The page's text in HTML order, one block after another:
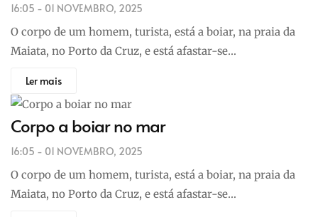
16:05 - 01 NOVEMBRO, 2025
O corpo de um homem, turista, está a boiar, na praia da
Maiata, no Porto da Cruz, e está afastar-se…
Ler mais
Corpo a boiar no mar
16:05 - 01 NOVEMBRO, 2025
O corpo de um homem, turista, está a boiar, na praia da
Maiata, no Porto da Cruz, e está afastar-se…